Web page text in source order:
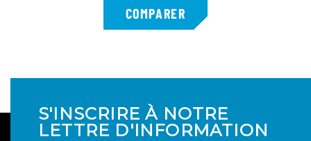
S'INSCRIRE À NOTRE
LETTRE D'INFORMATION